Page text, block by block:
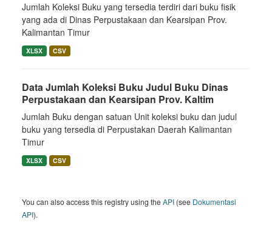
Jumlah Koleksi Buku yang tersedia terdiri dari buku fisik
yang ada di Dinas Perpustakaan dan Kearsipan Prov.
Kalimantan Timur
XLSX CSV
Data Jumlah Koleksi Buku Judul Buku Dinas
Perpustakaan dan Kearsipan Prov. Kaltim
Jumlah Buku dengan satuan Unit koleksi buku dan judul
buku yang tersedia di Perpustakan Daerah Kalimantan
Timur
XLSX CSV
You can also access this registry using theAPI (see Dokumentasi
API).